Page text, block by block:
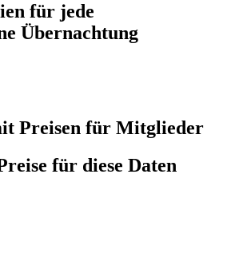
für jede
Übernachtung
Preisen für Mitglieder
für diese Daten